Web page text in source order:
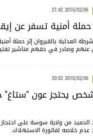
2015/02/06 21:42
أمنية تسفر عن إيقاف 10 مفتش
وصادر في حقهم مناشير
2015/02/06 20:52
يحتجز عون "ستاغ"
من ولاية سوسة على احتجاز
عدم خلاصه لفاتورة الاستهلاك.